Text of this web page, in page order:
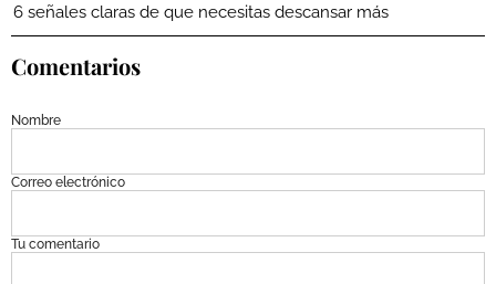
6 señales claras de que necesitas descansar más
Comentarios
Nombre
Correo electrónico
Tu comentario